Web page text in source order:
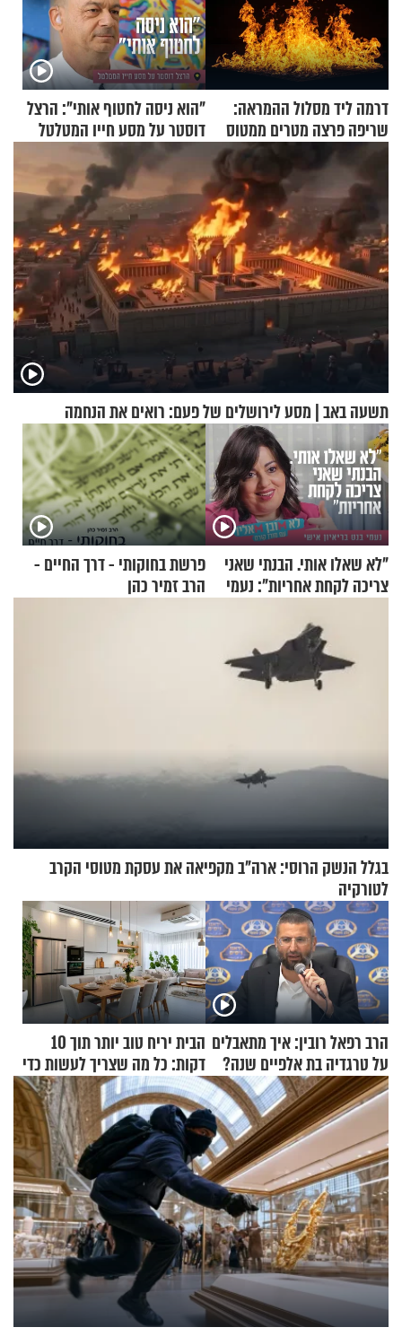
דרמה ליד מסלול ההמראה:
שריפה פרצה מטרים ממטוס
מלא בנוסעים
"הוא ניסה לחטוף אותי": הרצל
דוסטר על מסע חייו המטלטל
תשעה באב | מסע לירושלים של פעם: רואים את הנחמה
"לא שאלו אותי. הבנתי שאני
צריכה לקחת אחריות": נעמי
פרשת בחוקותי - דרך החיים -
הרב זמיר כהן
בגלל הנשק הרוסי: ארה"ב מקפיאה את עסקת מטוסי הקרב
לטורקיה
הרב רפאל רובין: איך מתאבלים
על טרגדיה בת אלפיים שנה?
הבית יריח טוב יותר תוך 10
דקות: כל מה שצריך לעשות כדי
לרענן את הבית